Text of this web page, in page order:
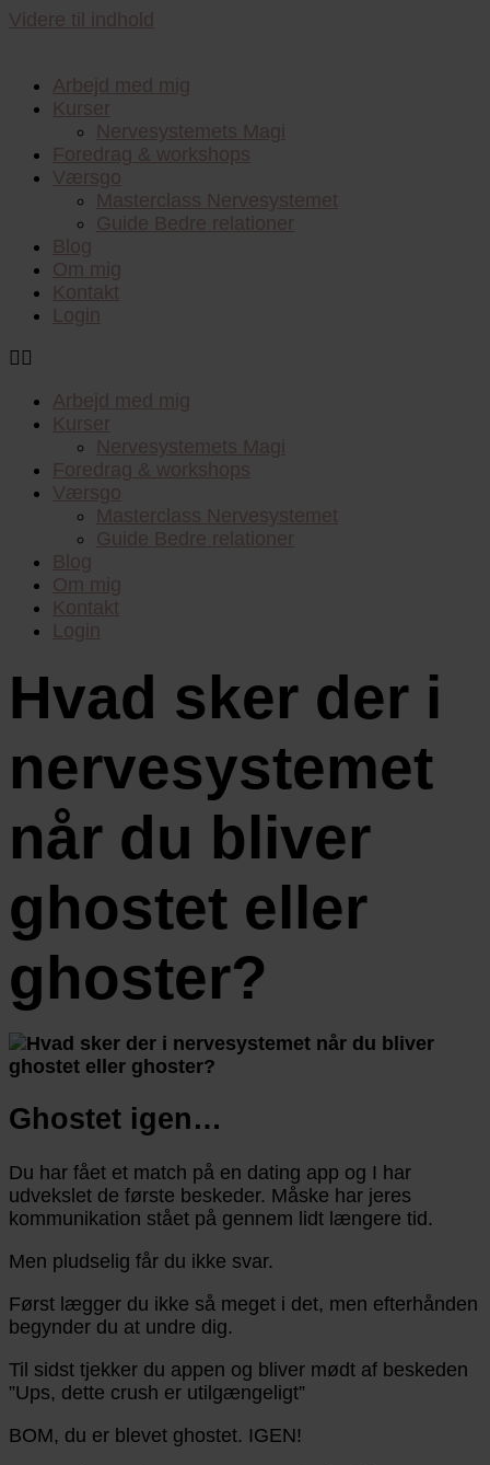
Videre til indhold
Arbejd med mig
Kurser
Nervesystemets Magi
Foredrag & workshops
Værsgo
Masterclass Nervesystemet
Guide Bedre relationer
Blog
Om mig
Kontakt
Login
Arbejd med mig
Kurser
Nervesystemets Magi
Foredrag & workshops
Værsgo
Masterclass Nervesystemet
Guide Bedre relationer
Blog
Om mig
Kontakt
Login
Hvad sker der i
nervesystemet
når du bliver
ghostet eller
ghoster?
Ghostet igen…
Du har fået et match på en dating app og I har
udvekslet de første beskeder. Måske har jeres
kommunikation stået på gennem lidt længere tid.
Men pludselig får du ikke svar.
Først lægger du ikke så meget i det, men efterhånden
begynder du at undre dig.
Til sidst tjekker du appen og bliver mødt af beskeden
”Ups, dette crush er utilgængeligt”
BOM, du er blevet ghostet. IGEN!